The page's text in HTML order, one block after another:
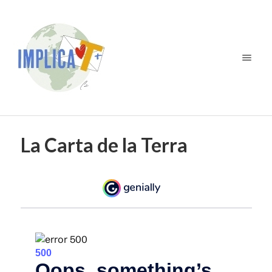
La Carta de la Terra